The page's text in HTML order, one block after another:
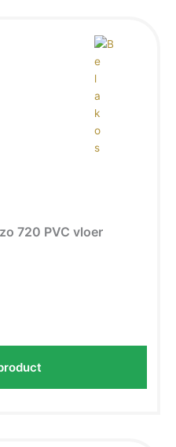
720 PVC vloer